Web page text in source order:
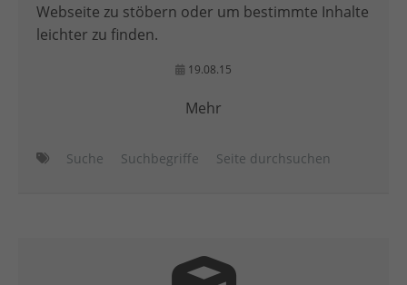
Webseite zu stöbern oder um bestimmte Inhalte
leichter zu finden.
19.08.15
Mehr
Suche Suchbegriffe Seite durchsuchen